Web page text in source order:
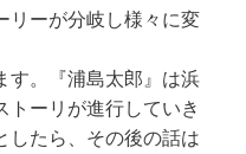
リーが分岐し様々に変
す。『浦島太郎』は浜
トーリが進行していき
したら、その後の話は